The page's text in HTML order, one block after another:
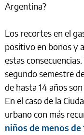
Argentina?
Los recortes en el
positivo en bonos y
estas
segundo semestre
de hasta 14 años
En el caso de la
urbano con más
niños de menos de